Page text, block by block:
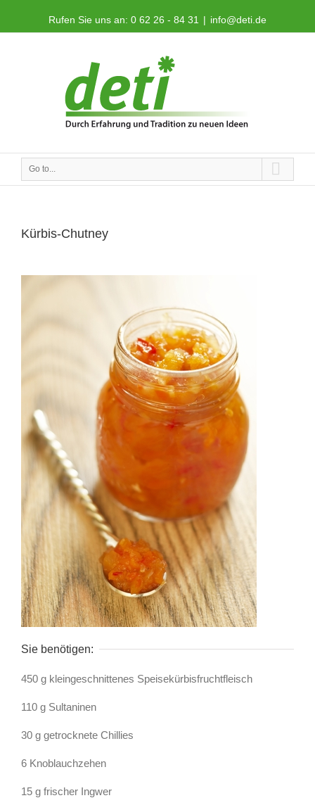
Rufen Sie uns an: 0 62 26 - 84 31 | info@deti.de
Go to...
Kürbis-Chutney
Sie benötigen:
450 g kleingeschnittenes Speisekürbisfruchtfleisch
110 g Sultaninen
30 g getrocknete Chillies
6 Knoblauchzehen
15 g frischer Ingwer